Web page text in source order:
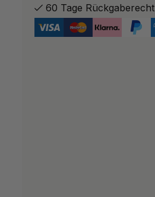
60 Tage Rückgaberecht